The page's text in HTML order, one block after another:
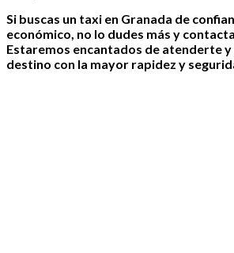
Si buscas un taxi en Granada de
económico, no lo dudes más y
Estaremos encantados de atenderte
destino con la mayor rapidez y